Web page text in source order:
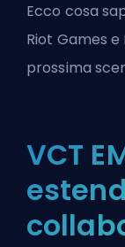
Ecco cosa
Riot Games
prossima
VCT